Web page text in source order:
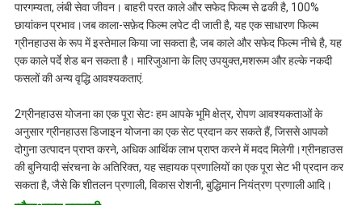
पारगम्यता, लंबी सेवा जीवन। बाहरी परत काले और सफेद फिल्म से ढकी है, 100%
छायांकन प्रभाव।जब काला-सफ़ेद फिल्म लपेट दी जाती है, यह एक साधारण फिल्म
ग्रीनहाउस के रूप में इस्तेमाल किया जा सकता है; जब काले और सफेद फिल्म नीचे है, यह
एक काले पर्दे शेड बन सकता है। मारिजुआना के लिए उपयुक्त,मशरूम और हल्के नकदी
फसलों की अन्य वृद्धि आवश्यकताएं.
2ग्रीनहाउस योजना का एक पूरा सेटः हम आपके भूमि क्षेत्र, रोपण आवश्यकताओं के
अनुसार ग्रीनहाउस डिजाइन योजना का एक सेट प्रदान कर सकते हैं, जिससे आपको
दोगुना उत्पादन प्राप्त करने, अधिक आर्थिक लाभ प्राप्त करने में मदद मिलेगी।ग्रीनहाउस
की बुनियादी संरचना के अतिरिक्त, यह सहायक प्रणालियों का एक पूरा सेट भी प्रदान कर
सकता है, जैसे कि शीतलन प्रणाली, विकास रोशनी, बुद्धिमान नियंत्रण प्रणाली आदि।